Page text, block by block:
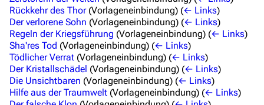
Stargate Atlantis
Stargate Universe
Stargate Origins
Stargate Infinity
Stargate-Romane
Rückkehr des Thor(Vorlageneinbindung) (← Links)
Der verlorene Sohn (Vorlageneinbindung) (← Links)
Regeln der Kriegsführung (Vorlageneinbindung) (← Links)
Sha'res Tod (Vorlageneinbindung) (← Links)
Tödlicher Verrat (Vorlageneinbindung) (← Links)
Der Kristallschädel (Vorlageneinbindung) (← Links)
Die Unsichtbaren (Vorlageneinbindung) (← Links)
Hilfe aus der Traumwelt (Vorlageneinbindung) (← Links)